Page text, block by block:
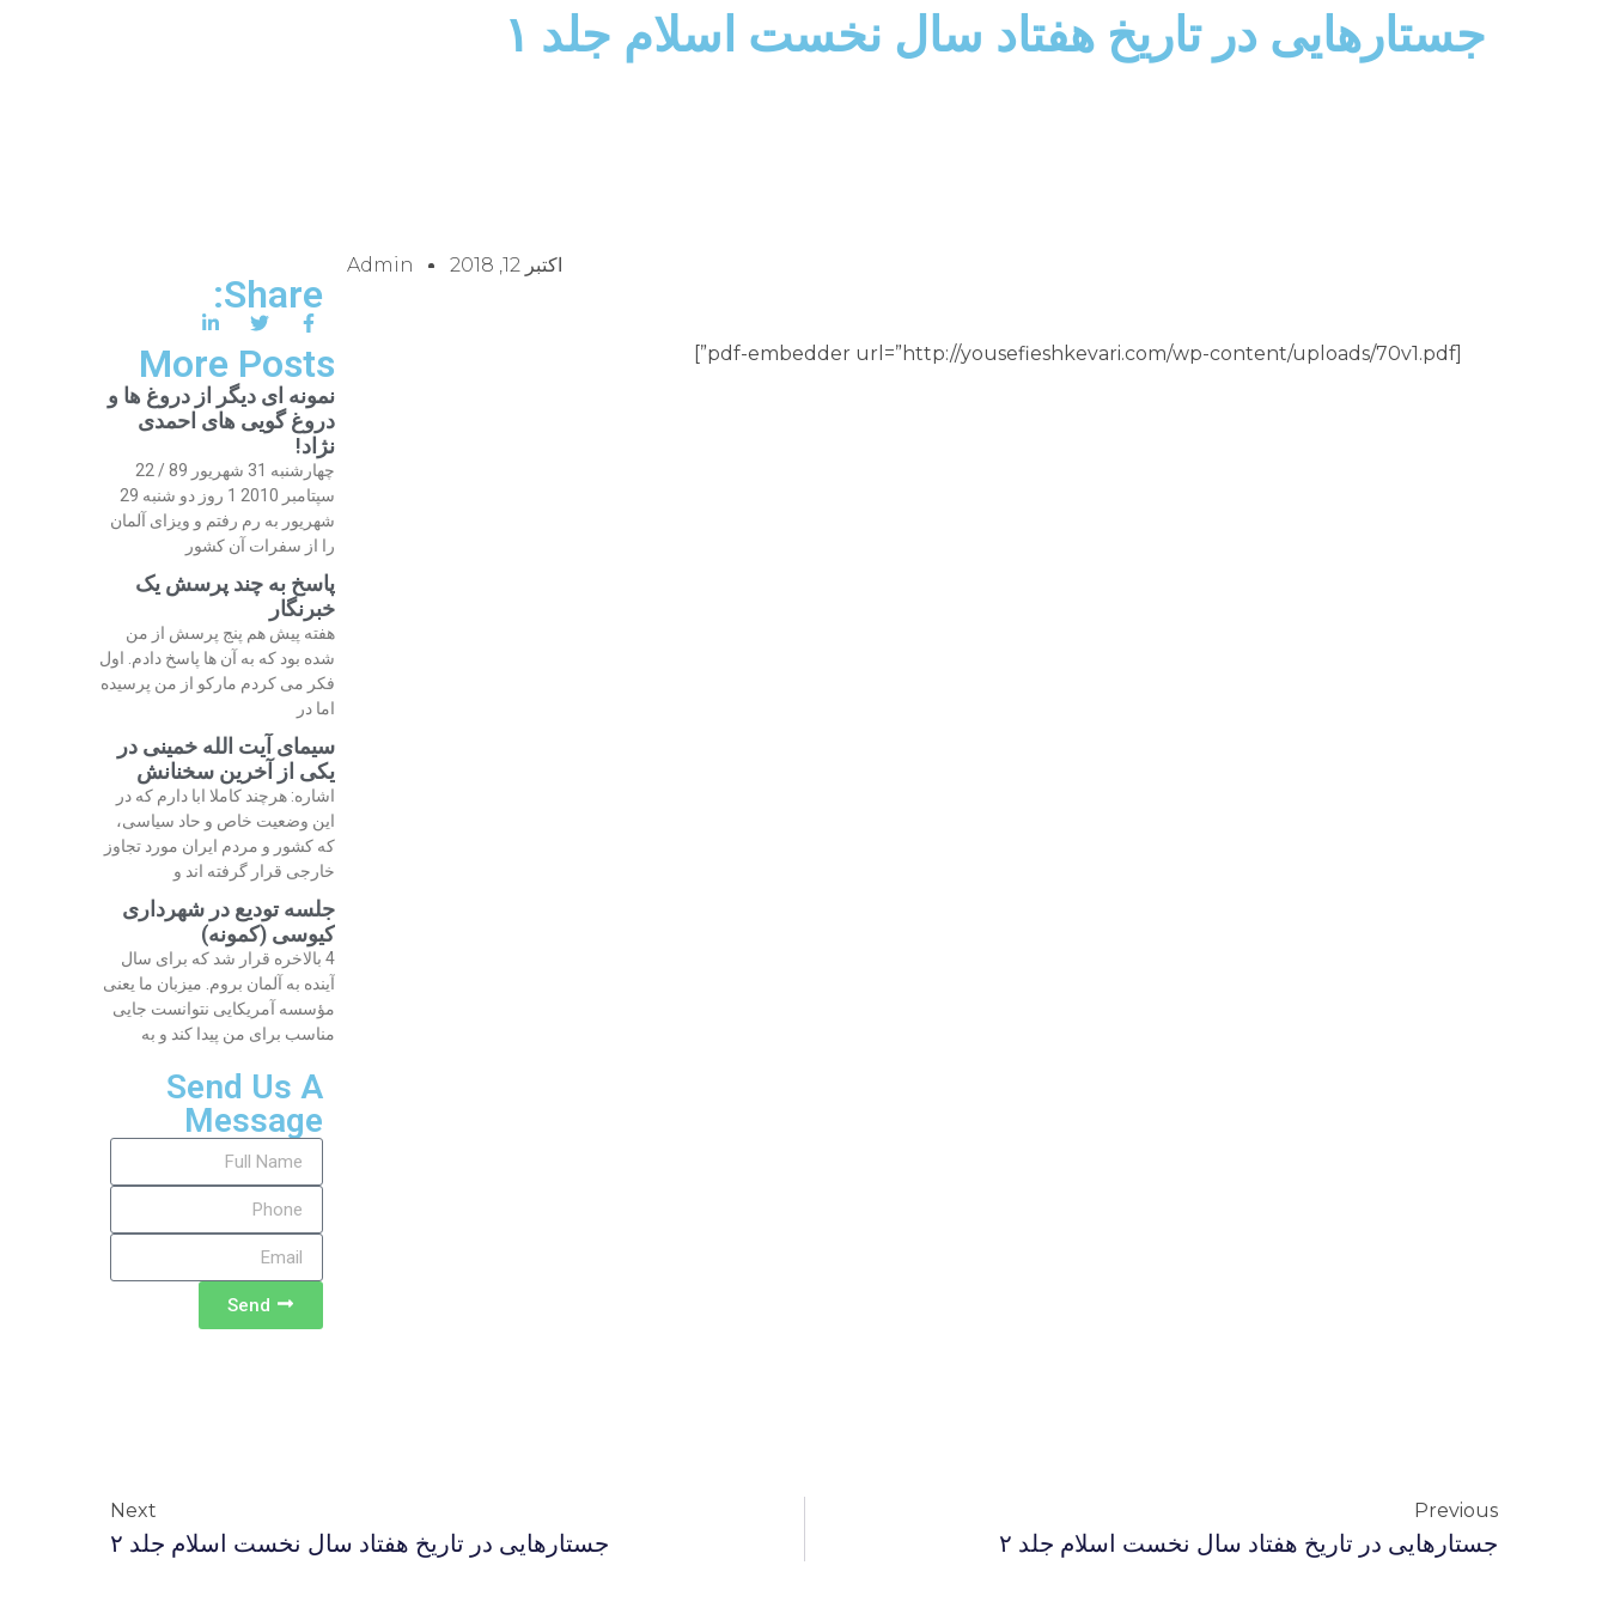
جستارهایی در تاریخ هفتاد سال نخست اسلام جلد ۱
اکتبر 12, 2018 Admin
[pdf-embedder url=”http://yousefieshkevari.com/wp-content/uploads/70v1.pdf”]
Share:
More Posts
نمونه ای دیگر از دروغ ها و
دروغ گویی های احمدی
نژاد!
چهارشنبه 31 شهریور 89 / 22
سپتامبر 2010 1 روز دو شنبه 29
شهریور به رم رفتم و ویزای آلمان
را از سفرات آن کشور
پاسخ به چند پرسش یک
خبرنگار
هفته پیش هم پنج پرسش از من
شده بود که به آن ها پاسخ دادم. اول
فکر می کردم مارکو از من پرسیده
اما در
سیمای آیت الله خمینی در
یکی از آخرین سخنانش
اشاره: هرچند کاملا ابا دارم که در
این وضعیت خاص و حاد سیاسی،
که کشور و مردم ایران مورد تجاوز
خارجی قرار گرفته اند و
جلسه تودیع در شهرداری
کیوسی (کمونه)
4 بالاخره قرار شد که برای سال
آینده به آلمان بروم. میزبان ما یعنی
مؤسسه آمریکایی نتوانست جایی
مناسب برای من پیدا کند و به
Send Us A
Message
Send
Previous
جستارهایی در تاریخ هفتاد سال نخست اسلام جلد ۲
Next
جستارهایی در تاریخ هفتاد سال نخست اسلام جلد ۲